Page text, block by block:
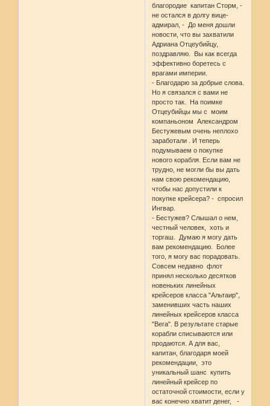
благородие капитан Сторм, -
не остался в долгу вице-
адмирал, - До меня дошли
новости, что вы захватили
Адриана Отцеубийцу,
поздравляю. Вы как всегда
эффективно боретесь с
врагами империи.
- Благодарю за добрые слова.
Но я связался с вами не
просто так. На поимке
Отцеубийцы мы с моим
компаньоном Александром
Бестужевым очень неплохо
заработали . И теперь
подумываем о покупке
нового корабля. Если вам не
трудно, не могли бы вы дать
нам свою рекомендацию,
чтобы нас допустили к
покупке крейсера? - спросил
Ингвар.
- Бестужев? Слышал о нем,
честный человек, хоть и
торгаш. Думаю я могу дать
вам рекомендацию. Более
того, я могу вас порадовать.
Совсем недавно флот
принял несколько десятков
новеньких линейных
крейсеров класса "Альтаир",
заменивших часть наших
линейных крейсеров класса
"Вега". В результате старые
корабли списываются или
продаются. А для вас,
капитан, благодаря моей
рекомендации, это
уникальный шанс купить
линейный крейсер по
остаточной стоимости, если у
вас конечно хватит денег, -